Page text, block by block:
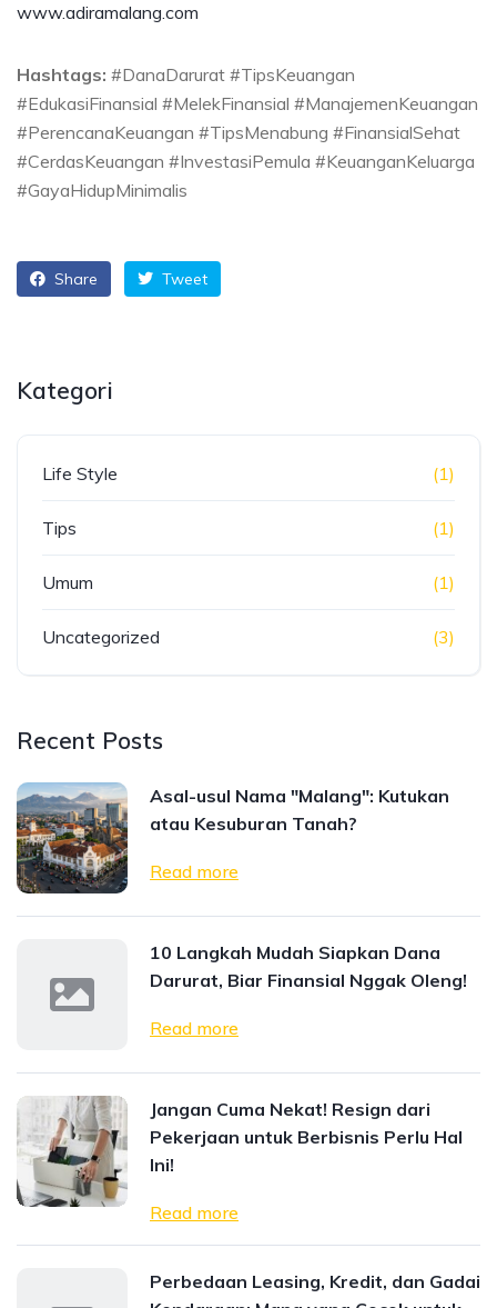
www.adiramalang.com
Hashtags: #DanaDarurat #TipsKeuangan
#EdukasiFinansial #MelekFinansial #ManajemenKeuangan
#PerencanaKeuangan #TipsMenabung #FinansialSehat
#CerdasKeuangan #InvestasiPemula #KeuanganKeluarga
#GayaHidupMinimalis
Share Tweet
Kategori
Life Style (1)
Tips (1)
Umum (1)
Uncategorized (3)
Recent Posts
Asal-usul Nama "Malang": Kutukan
atau Kesuburan Tanah?
Read more
10 Langkah Mudah Siapkan Dana
Darurat, Biar Finansial Nggak Oleng!
Read more
Jangan Cuma Nekat! Resign dari
Pekerjaan untuk Berbisnis Perlu Hal
Ini!
Read more
Perbedaan Leasing, Kredit, dan Gadai